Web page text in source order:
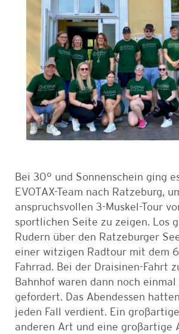
Bei 30° und Sonnenschein ging
EVOTAX-Team nach Ratzeburg,
anspruchsvollen 3-Muskel-Tour
sportlichen Seite zu zeigen. Los
Rudern über den Ratzeburger
einer witzigen Radtour mit dem
Fahrrad. Bei der Draisinen-Fahrt
Bahnhof waren dann noch
gefordert. Das Abendessen
jeden Fall verdient. Ein
anderen Art und eine großartige